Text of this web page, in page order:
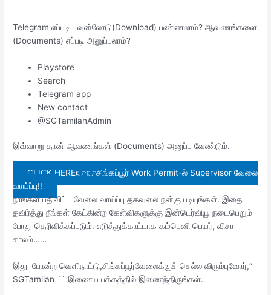
Telegram எப்படி டவுன்லோடு(Download) பண்ணலாம்? ஆவணங்களை
(Documents) எப்படி அனுப்பலாம்?
Playstore
Search
Telegram app
New contact
@SGTamilanAdmin
இவ்வாறு தான் ஆவணங்கள் (Documents) அனுப்ப வேண்டும்.
CLICK HERE👉👉சிங்கப்பூர் Work Permit-ல் Supervisor வேலை
வாய்ப்பு!!
நாங்கள் பதிவிட்ட வேலை வாய்ப்பு தகவலை நன்கு படியுங்கள். இதை
தவிர்த்து நீங்கள் கேட்கின்ற கேள்விகளுக்கு இன்டெர்வியூ நடைபெறும்
போது தெரிவிக்கப்படும். எடுத்துக்காட்டாக கம்பெனி பெயர், விசா
காலம்……
இது போன்ற வெளிநாட்டு,சிங்கப்பூர்வேலைக்குச் செல்ல விரும்புவோர்,“
SGTamilan ´´ இணைய பக்கத்தில் இணைந்திருங்கள்.